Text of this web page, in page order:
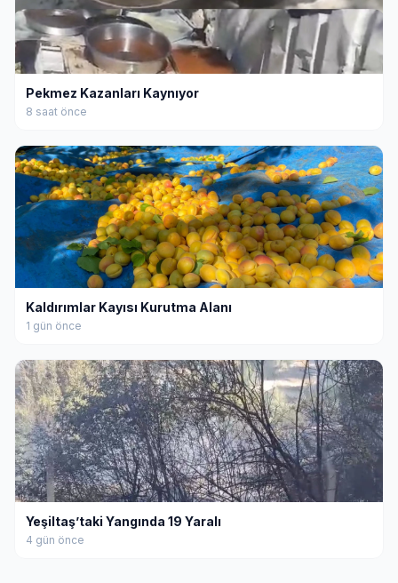
Pekmez Kazanları Kaynıyor
8 saat önce
Kaldırımlar Kayısı Kurutma Alanı
1 gün önce
Yeşiltaş’taki Yangında 19 Yaralı
4 gün önce